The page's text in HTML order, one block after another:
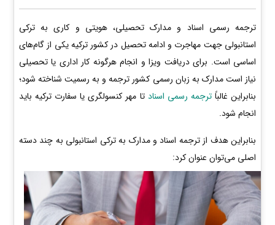
ترجمه رسمی اسناد و مدارک تحصیلی، هویتی و کاری به ترکی
استانبولی جهت مهاجرت و ادامه تحصیل در کشور ترکیه یکی از گام‌های
اساسی است. برای دریافت ویزا و انجام هرگونه کار اداری یا تحصیلی
نیاز است مدارک به زبان رسمی کشور ترجمه و به رسمیت شناخته شود؛
بنابراین غالباًترجمه رسمی اسناد تا مهر کنسولگری یا سفارت ترکیه باید
انجام شود.
بنابراین هدف از ترجمه اسناد و مدارک به ترکی استانبولی به چند دسته
اصلی می‌توان عنوان کرد: